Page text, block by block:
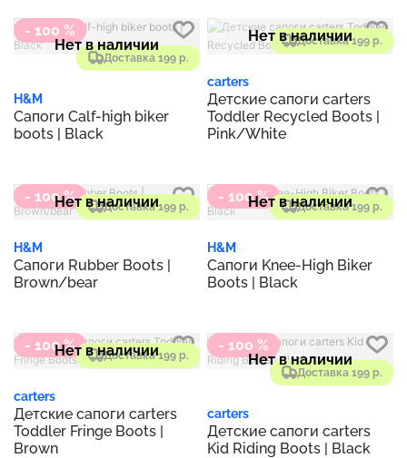
- 100 %
Доставка 199 р.
Нет в наличии
H&M
Сапоги Calf-high biker
boots | Black
Доставка 199 р.
Нет в наличии
carters
Детские сапоги carters
Toddler Recycled Boots |
Pink/White
- 100 %
Доставка 199 р.
Нет в наличии
H&M
Сапоги Rubber Boots |
Brown/bear
- 100 %
Доставка 199 р.
Нет в наличии
H&M
Сапоги Knee-High Biker
Boots | Black
- 100 %
Доставка 199 р.
Нет в наличии
carters
Детские сапоги carters
Toddler Fringe Boots |
Brown
- 100 %
Доставка 199 р.
Нет в наличии
carters
Детские сапоги carters
Kid Riding Boots | Black